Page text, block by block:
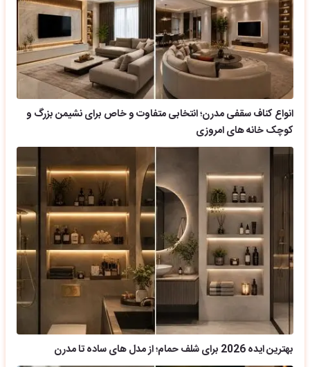
انواع کناف سقفی مدرن؛ انتخابی متفاوت و خاص برای نشیمن بزرگ و
کوچک خانه های امروزی
بهترین ایده 2026 برای شلف حمام؛ از مدل های ساده تا مدرن